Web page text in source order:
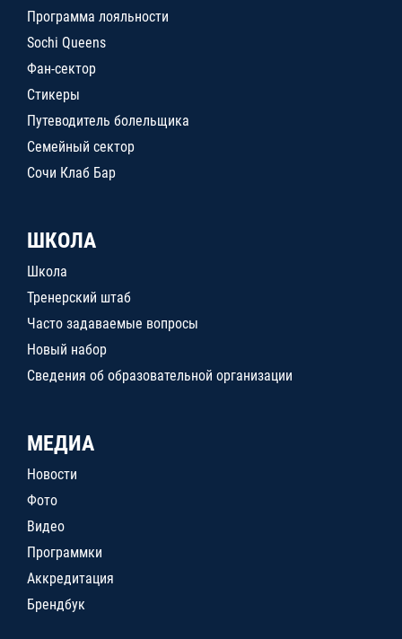
Программа лояльности
Sochi Queens
Фан-сектор
Стикеры
Путеводитель болельщика
Семейный сектор
Сочи Клаб Бар
ШКОЛА
Школа
Тренерский штаб
Часто задаваемые вопросы
Новый набор
Сведения об образовательной организации
МЕДИА
Новости
Фото
Видео
Программки
Аккредитация
Брендбук